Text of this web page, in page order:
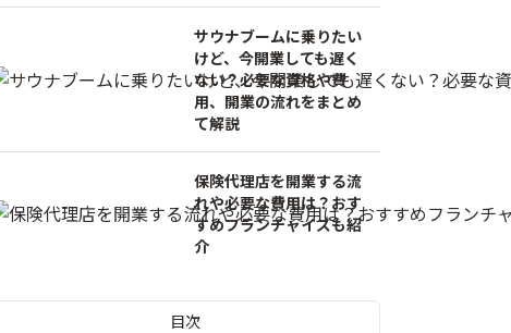
サウナブームに乗りたい
けど、今開業しても遅く
ない？必要な資格や費
用、開業の流れをまとめ
て解説
保険代理店を開業する流
れや必要な費用は？おす
すめフランチャイズも紹
介
目次